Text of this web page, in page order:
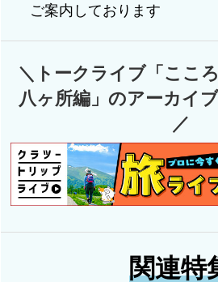
ご案内しております
＼トークライブ「ここ
八ヶ所編」のアーカイ
／
関連特